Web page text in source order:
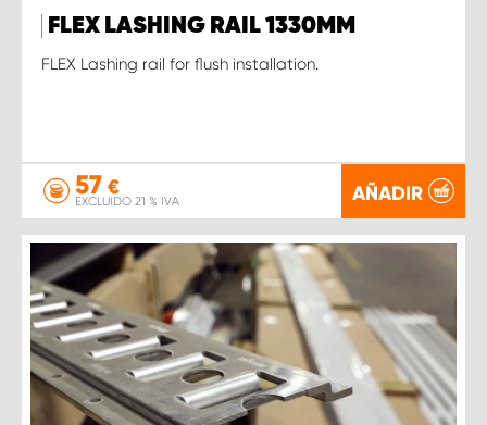
FLEX LASHING RAIL 1330MM
FLEX Lashing rail for flush installation.
57 €
EXCLUIDO 21 % IVA AÑADIR